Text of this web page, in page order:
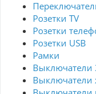
Розетки TV
Розетки
Розетки USB
Рамки